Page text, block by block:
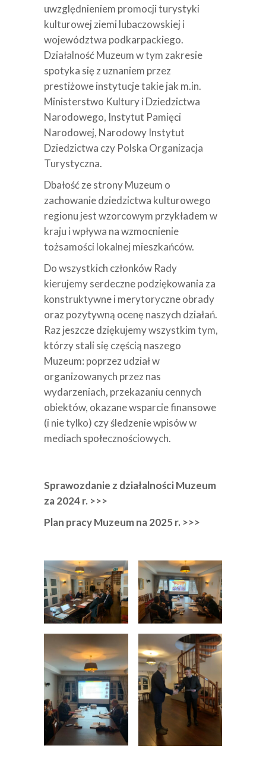
uwzględnieniem promocji turystyki
kulturowej ziemi lubaczowskiej i
województwa podkarpackiego.
Działalność Muzeum w tym zakresie
spotyka się z uznaniem przez
prestiżowe instytucje takie jak m.in.
Ministerstwo Kultury i Dziedzictwa
Narodowego, Instytut Pamięci
Narodowej, Narodowy Instytut
Dziedzictwa czy Polska Organizacja
Turystyczna.
Dbałość ze strony Muzeum o
zachowanie dziedzictwa kulturowego
regionu jest wzorcowym przykładem w
kraju i wpływa na wzmocnienie
tożsamości lokalnej mieszkańców.
Do wszystkich członków Rady
kierujemy serdeczne podziękowania za
konstruktywne i merytoryczne obrady
oraz pozytywną ocenę naszych działań.
Raz jeszcze dziękujemy wszystkim tym,
którzy stali się częścią naszego
Muzeum: poprzez udział w
organizowanych przez nas
wydarzeniach, przekazaniu cennych
obiektów, okazane wsparcie finansowe
(i nie tylko) czy śledzenie wpisów w
mediach społecznościowych.
Sprawozdanie z działalności Muzeum
za 2024 r. >>>
Plan pracy Muzeum na 2025 r. >>>